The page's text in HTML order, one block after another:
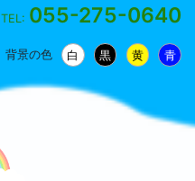
TEL: 055-275-0640
背景の色 白 黒 黄 青
小 中 大
黒